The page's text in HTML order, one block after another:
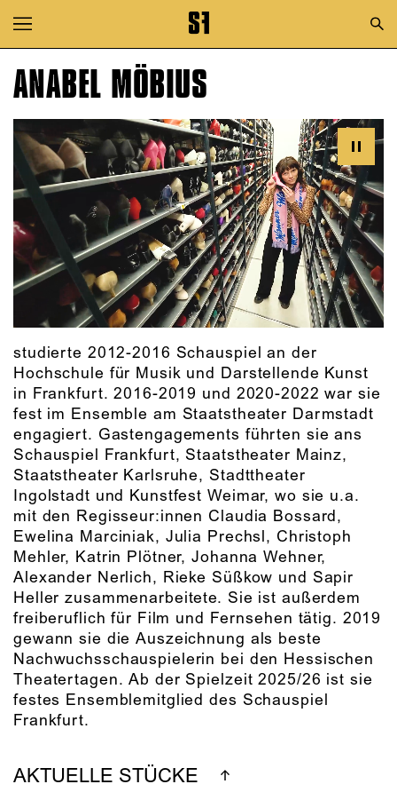
Zur Hauptnavigation springen
Zum Hauptinhalt springen
ANABEL MÖBIUS
studierte 2012-2016 Schauspiel an der
Hochschule für Musik und Darstellende Kunst
in Frankfurt. 2016-2019 und 2020-2022 war sie
fest im Ensemble am Staatstheater Darmstadt
engagiert. Gastengagements führten sie ans
Schauspiel Frankfurt, Staatstheater Mainz,
Staatstheater Karlsruhe, Stadttheater
Ingolstadt und Kunstfest Weimar, wo sie u.a.
mit den Regisseur:innen Claudia Bossard,
Ewelina Marciniak, Julia Prechsl, Christoph
Mehler, Katrin Plötner, Johanna Wehner,
Alexander Nerlich, Rieke Süßkow und Sapir
Heller zusammenarbeitete. Sie ist außerdem
freiberuflich für Film und Fernsehen tätig. 2019
gewann sie die Auszeichnung als beste
Nachwuchsschauspielerin bei den Hessischen
Theatertagen. Ab der Spielzeit 2025/26 ist sie
festes Ensemblemitglied des Schauspiel
Frankfurt.
AKTUELLE STÜCKE